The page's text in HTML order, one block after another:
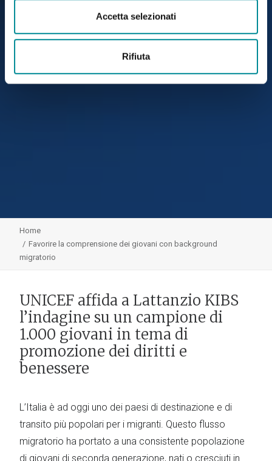
Accetta selezionati
Rifiuta
Home
Favorire la comprensione dei giovani con background
migratorio
UNICEF affida a Lattanzio KIBS
l’indagine su un campione di
1.000 giovani in tema di
promozione dei diritti e
benessere
L’Italia è ad oggi uno dei paesi di destinazione e di
transito più popolari per i migranti. Questo flusso
migratorio ha portato a una consistente popolazione
di giovani di seconda generazione, nati o cresciuti in